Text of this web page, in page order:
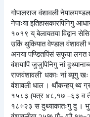
गोपालराज वंशावली
नेपाःया इतिहासकारपिनिगु
१०१९ य् बेलायतया विद्वान
उकिं थुकियात वेण्डाल
अनया पण्डितपिंसं सफूया लगत
वंशयापिं जुजुपिनिगु नां
राजवंशावली’ धकाः नां ब्यूगु
वंशावली धाल । थौंकन्हय् थ्व
१५८३ (पत्र ४८,१७ –६३ व
१८÷२३ स दुथ्याकातःगु दु ।